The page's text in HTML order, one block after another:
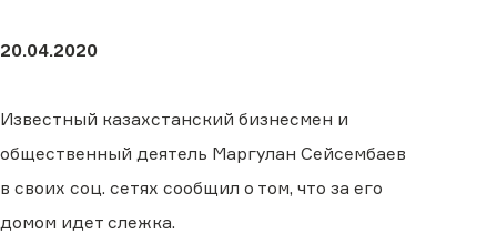
20.04.2020
Известный казахстанский бизнесмен и
общественный деятель Маргулан Сейсембаев
в своих соц. сетях сообщил о том, что за его
домом идет слежка.